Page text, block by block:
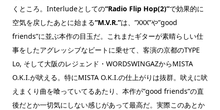
くところ。Interludeとしての“Radio Flip Hop(2)”で効果的に
空気を戻したあとに始まる“M.V.R.”は、”XXX”や”good
friends”に並ぶ本作の目玉だ。これまたギターが素晴らしい仕
事をしたアグレッシブなビートに乗せて、客演の京都のTYPE
Lo, そして大阪のレジェンド・WORDSWINGAZからMISTA
O.K.I.が吠える。特にMISTA O.K.I.の仕上がりは抜群。吠えに吠
えまくり曲を喰っていてるあたり、本作が”good friends”の直
後だとか一切気にしない感じがあって最高だ。実際このあとか